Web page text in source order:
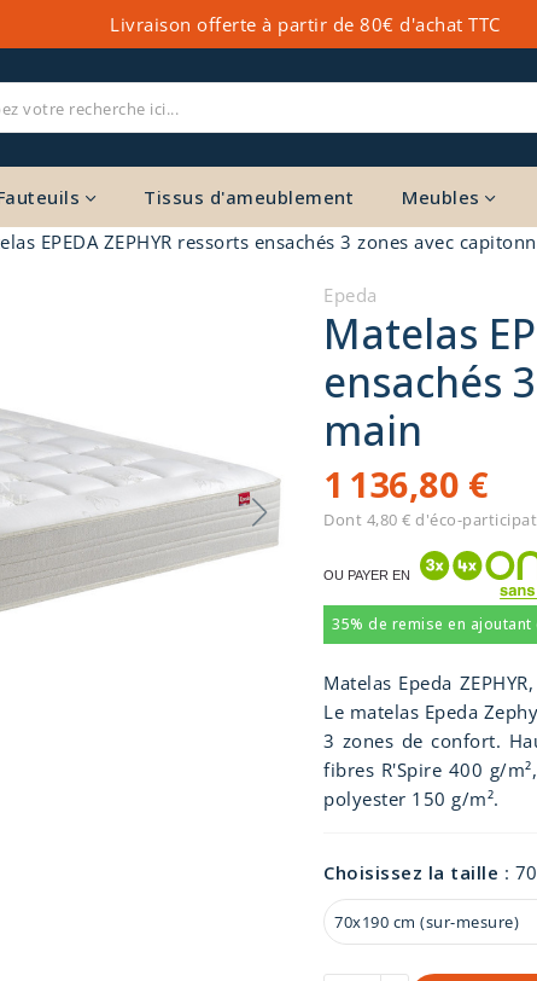
Livraison offerte à partir de 80€ d'achat TTC
Tissus d'ameublement Meubles
EPEDA ZEPHYR ressorts ensachés 3 zones avec
Epeda
Matelas
ensachés
main
1 136,80 €
Dont 4,80 € d'éco-
OU PAYER EN
35% de remise en
Matelas Epeda
Le matelas Epeda
3 zones de confort.
fibres R'Spire 400 g/
polyester 150 g/m².
Choisissez la taille :